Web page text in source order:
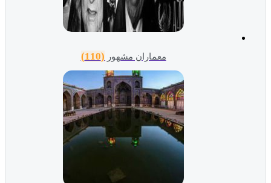
معماران مشهور (110)